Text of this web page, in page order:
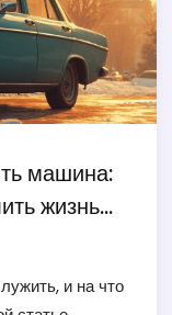
машина:
жизнь
и на что